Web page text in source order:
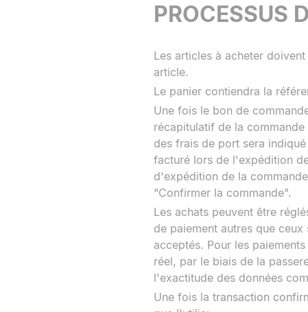
PROCESSUS
Les articles à acheter
article.
Le panier contiendra la
Une fois le bon de
récapitulatif de la
des frais de port sera
facturé lors de l'expédition
d'expédition de la
"Confirmer la commande".
Les achats peuvent être
de paiement autres que
acceptés. Pour les
réel, par le biais de la
l'exactitude des données
Une fois la transaction